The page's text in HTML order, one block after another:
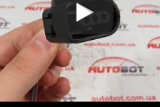
Mk II (B8)